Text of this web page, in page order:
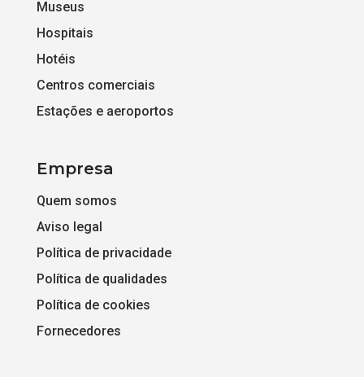
Museus
Hospitais
Hotéis
Centros comerciais
Estações e aeroportos
Empresa
Quem somos
Aviso legal
Política de privacidade
Política de qualidades
Política de cookies
Fornecedores